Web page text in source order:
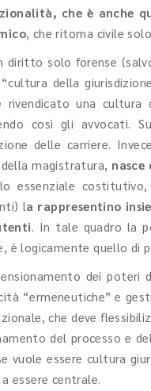
che è anche
, che ritorna civile
diritto solo forense
della
rivendicato una
così gli avvocati.
delle carriere.
magistratura,
essenziale costitutivo,
la rappresentino
. In tale quadro la
è logicamente quello di
dei poteri
“ermeneutiche” e
che deve
del processo e
vuole essere cultura
essere centrale.